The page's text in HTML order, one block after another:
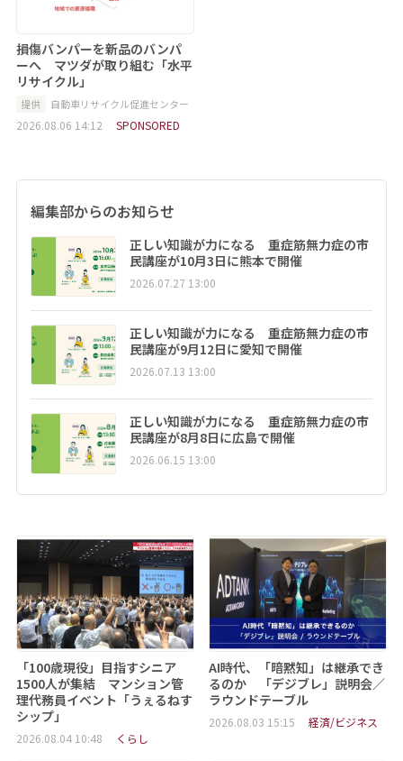
損傷バンパーを新品のバンパ
ーへ マツダが取り組む「水平
リサイクル」
提供 自動車リサイクル促進センター
2026.08.06 14:12 SPONSORED
編集部からのお知らせ
正しい知識が力になる 重症筋無力症の市
民講座が10月3日に熊本で開催
2026.07.27 13:00
正しい知識が力になる 重症筋無力症の市
民講座が9月12日に愛知で開催
2026.07.13 13:00
正しい知識が力になる 重症筋無力症の市
民講座が8月8日に広島で開催
2026.06.15 13:00
「100歳現役」目指すシニア
1500人が集結 マンション管
理代務員イベント「うぇるねす
シップ」
2026.08.04 10:48 くらし
AI時代、「暗黙知」は継承でき
るのか 「デジブレ」説明会／
ラウンドテーブル
2026.08.03 15:15 経済/ビジネス